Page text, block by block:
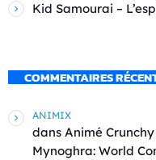
Kid Samourai –
COMMENTAIRES
ANIMIX
dans Animé
Mynoghra: World